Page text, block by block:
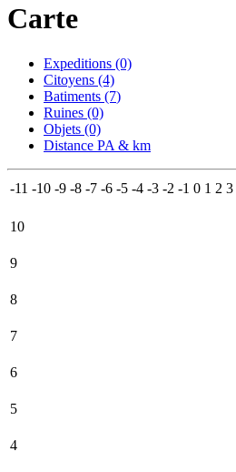
Carte
Expeditions (0)
Citoyens (4)
Batiments (7)
Ruines (0)
Objets (0)
Distance PA & km
-11 -10 -9 -8 -7 -6 -5 -4 -3 -2 -1 0 1 2 3
10
9
8
7
6
5
4